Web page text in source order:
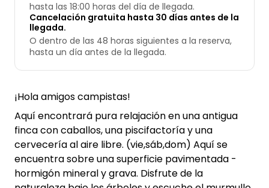
hasta las 18:00 horas del día de llegada.
Cancelación gratuita hasta 30 días antes de la
llegada.
O dentro de las 48 horas siguientes a la reserva,
hasta un día antes de la llegada.
¡Hola amigos campistas!
Aquí encontrará pura relajación en una antigua
finca con caballos, una piscifactoría y una
cervecería al aire libre. (vie,sáb,dom) Aquí se
encuentra sobre una superficie pavimentada -
hormigón mineral y grava. Disfrute de la